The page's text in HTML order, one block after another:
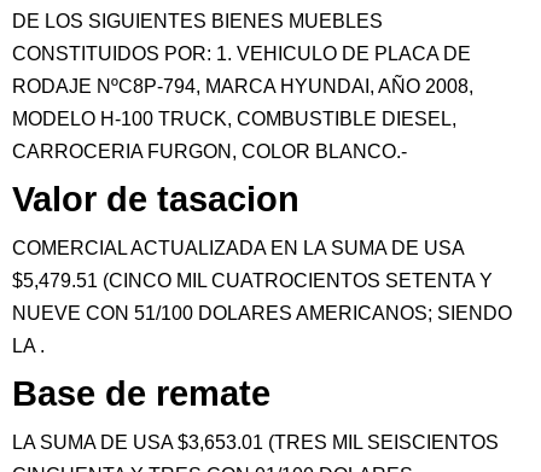
DE LOS SIGUIENTES BIENES MUEBLES
CONSTITUIDOS POR: 1. VEHICULO DE PLACA DE
RODAJE NºC8P-794, MARCA HYUNDAI, AÑO 2008,
MODELO H-100 TRUCK, COMBUSTIBLE DIESEL,
CARROCERIA FURGON, COLOR BLANCO.-
Valor de tasacion
COMERCIAL ACTUALIZADA EN LA SUMA DE USA
$5,479.51 (CINCO MIL CUATROCIENTOS SETENTA Y
NUEVE CON 51/100 DOLARES AMERICANOS; SIENDO
LA .
Base de remate
LA SUMA DE USA $3,653.01 (TRES MIL SEISCIENTOS